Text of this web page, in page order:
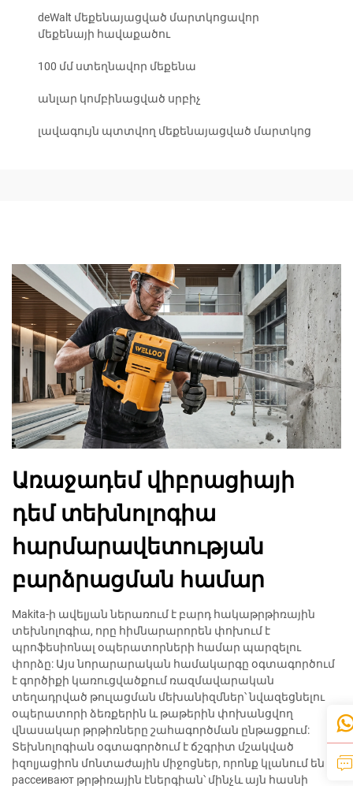
deWalt մեքենայացված մարտկոցավոր
մեքենայի հավաքածու
100 մմ ստեղնավոր մեքենա
անլար կոմբինացված սրբիչ
լավագույն պտտվող մեքենայացված մարտկոց
Առաջադեմ վիբրացիայի
դեմ տեխնոլոգիա
հարմարավետության
բարձրացման համար
Makita-ի ավելյան ներառում է բարդ հակաթրթիռային
տեխնոլոգիա, որը հիմնարարորեն փոխում է
պրոֆեսիոնալ օպերատորների համար պարզելու
փորձը: Այս նորարարական համակարգը օգտագործում
է գործիքի կառուցվածքում ռազմավարական
տեղադրված թուլացման մեխանիզմներ՝ նվազեցնելու
օպերատորի ձեռքերին և թաթերին փոխանցվող
վնասակար թրթիռները շահագործման ընթացքում:
Տեխնոլոգիան օգտագործում է ճշգրիտ մշակված
իզոլյացիոն մոնտաժային միջոցներ, որոնք կլանում են և
рассеивают թրթիռային էներգիան՝ մինչև այն հասնի